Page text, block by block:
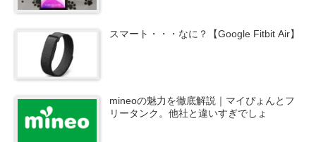
スマート・・・なに？【Google Fitbit Air】
mineoの魅力を徹底解説｜マイぴょんとフ
リータンク。他社と違いすぎでしょ